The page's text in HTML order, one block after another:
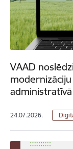
VAAD
24.07.2026.